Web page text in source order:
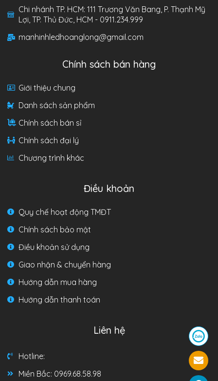
Chi nhánh TP. HCM: 111 Trương Văn Bang, P. Thạnh Mỹ
Lợi, TP. Thủ Đức, HCM - 0911.234.999
manhinhledhoanglong@gmail.com
Chính sách bán hàng
Giới thiệu chung
Danh sách sản phẩm
Chính sách bán sỉ
Chính sách đại lý
Chương trình khác
Điều khoản
Quy chế hoạt động TMĐT
Chính sách bảo mật
Điều khoản sử dụng
Giao nhận & chuyển hàng
Hướng dẫn mua hàng
Hướng dẫn thanh toán
Liên hệ
Hotline:
Miền Bắc: 0969.68.58.98